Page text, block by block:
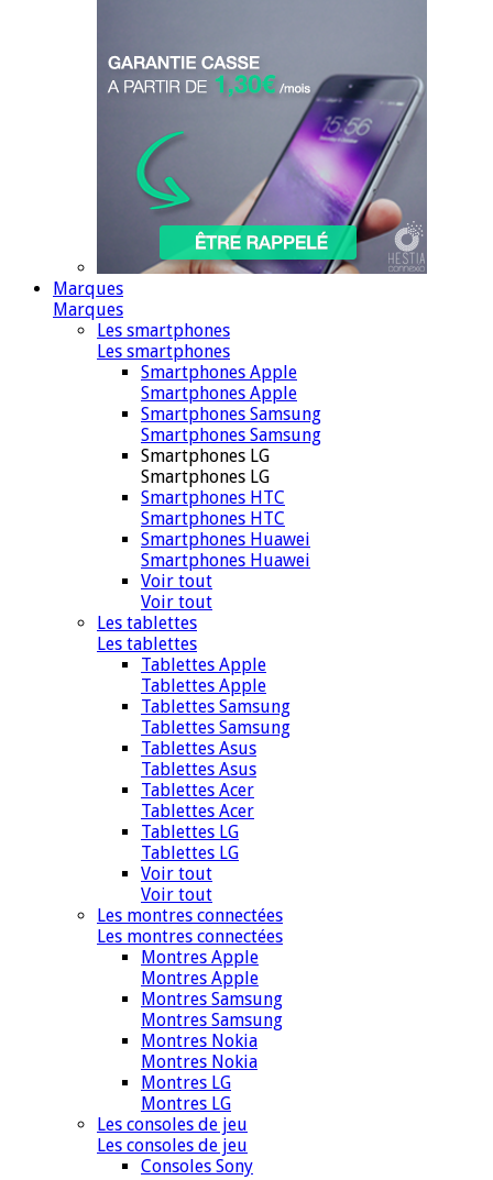
Marques
Marques
Les smartphones
Les smartphones
Smartphones Apple
Smartphones Apple
Smartphones Samsung
Smartphones Samsung
Smartphones LG
Smartphones LG
Smartphones HTC
Smartphones HTC
Smartphones Huawei
Smartphones Huawei
Voir tout
Voir tout
Les tablettes
Les tablettes
Tablettes Apple
Tablettes Apple
Tablettes Samsung
Tablettes Samsung
Tablettes Asus
Tablettes Asus
Tablettes Acer
Tablettes Acer
Tablettes LG
Tablettes LG
Voir tout
Voir tout
Les montres connectées
Les montres connectées
Montres Apple
Montres Apple
Montres Samsung
Montres Samsung
Montres Nokia
Montres Nokia
Montres LG
Montres LG
Les consoles de jeu
Les consoles de jeu
Consoles Sony